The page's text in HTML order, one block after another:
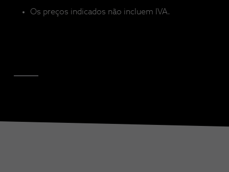
Os preços indicados não incluem IVA.